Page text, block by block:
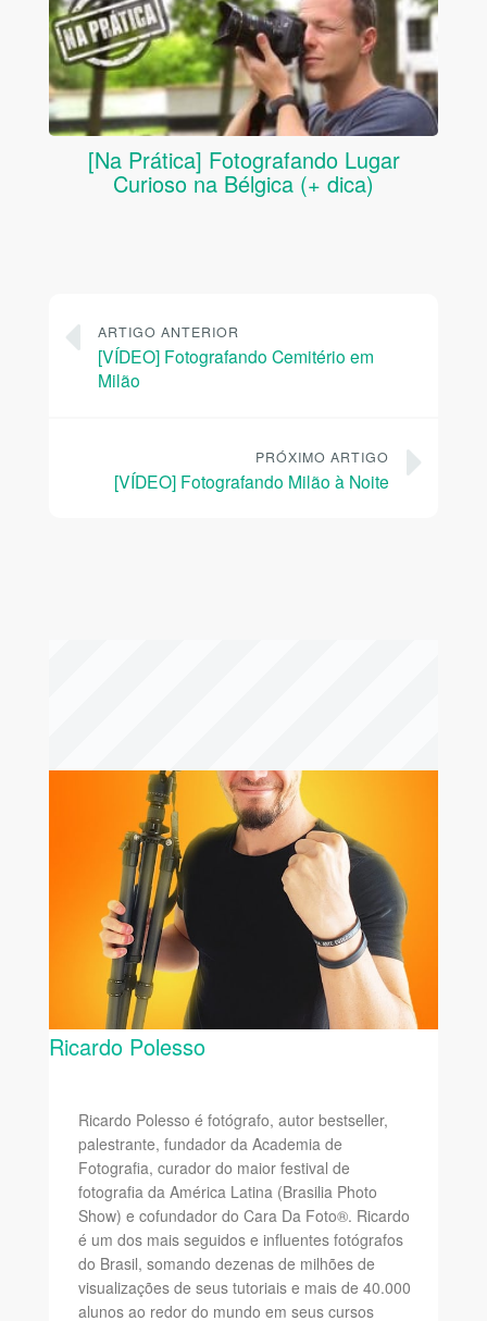
[Na Prática] Fotografando Lugar
Curioso na Bélgica (+ dica)
ARTIGO ANTERIOR
[VÍDEO] Fotografando Cemitério em
Milão
PRÓXIMO ARTIGO
[VÍDEO] Fotografando Milão à Noite
Ricardo Polesso
Ricardo Polesso é fotógrafo, autor bestseller,
palestrante, fundador da Academia de
Fotografia, curador do maior festival de
fotografia da América Latina (Brasilia Photo
Show) e cofundador do Cara Da Foto®. Ricardo
é um dos mais seguidos e influentes fotógrafos
do Brasil, somando dezenas de milhões de
visualizações de seus tutoriais e mais de 40.000
alunos ao redor do mundo em seus cursos